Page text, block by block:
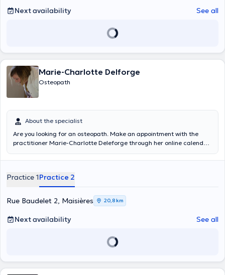
Next availability See all
Marie-Charlotte Delforge
Osteopath
About the specialist
Are you looking for an osteopath. Make an appointment with the
practitioner Marie-Charlotte Deleforge through her online calendar.
Maisière (rue Raudelet 2e. She provides care to children (pediatric
pregnancy, perinatal and post-partum consultation).
Practice 1Practice 2
Rue Baudelet 2, Maisières 20,8 km
Next availability See all